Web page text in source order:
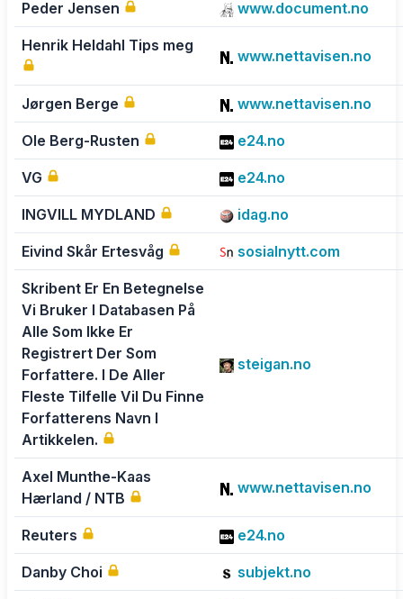
Peder Jensen www.document.no
Henrik Heldahl Tips meg
www.nettavisen.no
Jørgen Berge www.nettavisen.no
Ole Berg-Rusten e24.no
VG e24.no
INGVILL MYDLAND idag.no
Eivind Skår Ertesvåg sosialnytt.com
Skribent Er En Betegnelse
Vi Bruker I Databasen På
Alle Som Ikke Er
Registrert Der Som
Forfattere. I De Aller
Fleste Tilfelle Vil Du Finne
Forfatterens Navn I
Artikkelen.
steigan.no
Axel Munthe-Kaas
Hærland / NTB
www.nettavisen.no
Reuters e24.no
Danby Choi subjekt.no